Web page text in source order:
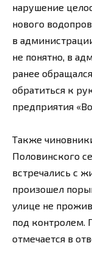
нарушение
нового
в
не понятно, в
ранее
обратиться к
предприятия
Также
Половинского
встречались с
произошел
улице не
под контролем.
отмечается в